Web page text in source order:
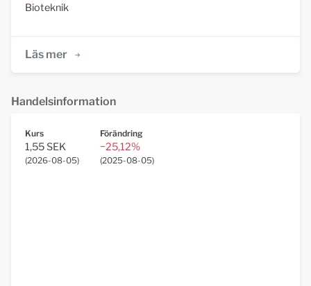
Bioteknik
Läs mer
Handelsinformation
Kurs
1,55 SEK
(2026-08-05)
Förändring
−25,12%
(2025-08-05)